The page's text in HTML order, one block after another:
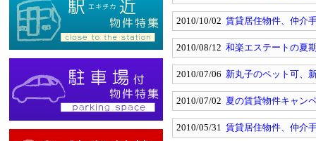
2010/10/02 賃貸居住物件、仲介
2010/08/12 和楽エステートの夏
2010/07/06 新丸子のペット可、
2010/07/02 夏の賃貸物件キャン
2010/05/31 賃貸居住物件、仲介